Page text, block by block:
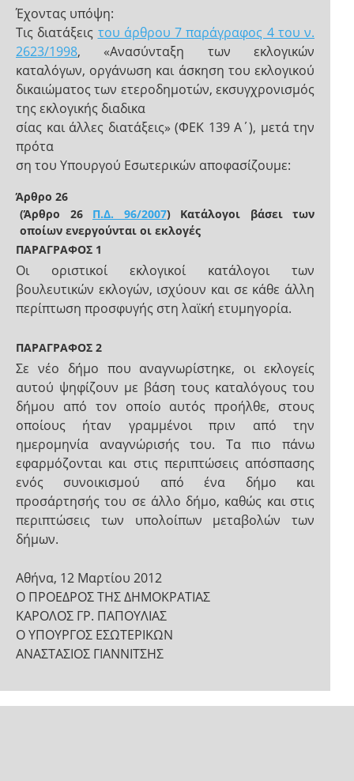
Έχοντας υπόψη:
Τις διατάξεις του άρθρου 7 παράγραφος 4 του ν.
2623/1998, «Ανασύνταξη των εκλογικών
καταλόγων, οργάνωση και άσκηση του εκλογικού
δικαιώματος των ετεροδημοτών, εκσυγχρονισμός
της εκλογικής διαδικα
σίας και άλλες διατάξεις» (ΦΕΚ 139 Α΄), μετά την
πρότα
ση του Υπουργού Εσωτερικών αποφασίζουμε:
Άρθρο 26
(Άρθρο 26 Π.Δ. 96/2007) Κατάλογοι βάσει των
οποίων ενεργούνται οι εκλογές
ΠΑΡΑΓΡΑΦΟΣ 1
Οι οριστικοί εκλογικοί κατάλογοι των
βουλευτικών εκλογών, ισχύουν και σε κάθε άλλη
περίπτωση προσφυγής στη λαϊκή ετυμηγορία.
ΠΑΡΑΓΡΑΦΟΣ 2
Σε νέο δήμο που αναγνωρίστηκε, οι εκλογείς
αυτού ψηφίζουν με βάση τους καταλόγους του
δήμου από τον οποίο αυτός προήλθε, στους
οποίους ήταν γραμμένοι πριν από την
ημερομηνία αναγνώρισής του. Τα πιο πάνω
εφαρμόζονται και στις περιπτώσεις απόσπασης
ενός συνοικισμού από ένα δήμο και
προσάρτησής του σε άλλο δήμο, καθώς και στις
περιπτώσεις των υπολοίπων μεταβολών των
δήμων.
Αθήνα, 12 Μαρτίου 2012
Ο ΠΡΟΕΔΡΟΣ ΤΗΣ ΔΗΜΟΚΡΑΤΙΑΣ
ΚΑΡΟΛΟΣ ΓΡ. ΠΑΠΟΥΛΙΑΣ
Ο ΥΠΟΥΡΓΟΣ ΕΣΩΤΕΡΙΚΩΝ
ΑΝΑΣΤΑΣΙΟΣ ΓΙΑΝΝΙΤΣΗΣ